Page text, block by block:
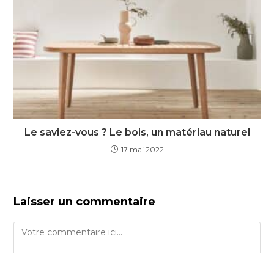
Le saviez-vous ? Le bois, un matériau naturel
17 mai 2022
Laisser un commentaire
Comment